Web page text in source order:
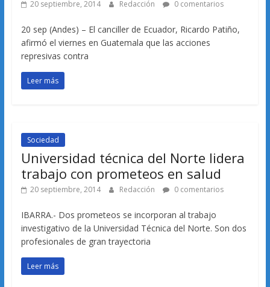
20 septiembre, 2014 Redacción 0 comentarios
20 sep (Andes) – El canciller de Ecuador, Ricardo Patiño,
afirmó el viernes en Guatemala que las acciones
represivas contra
Leer más
Sociedad
Universidad técnica del Norte lidera
trabajo con prometeos en salud
20 septiembre, 2014 Redacción 0 comentarios
IBARRA.- Dos prometeos se incorporan al trabajo
investigativo de la Universidad Técnica del Norte. Son dos
profesionales de gran trayectoria
Leer más